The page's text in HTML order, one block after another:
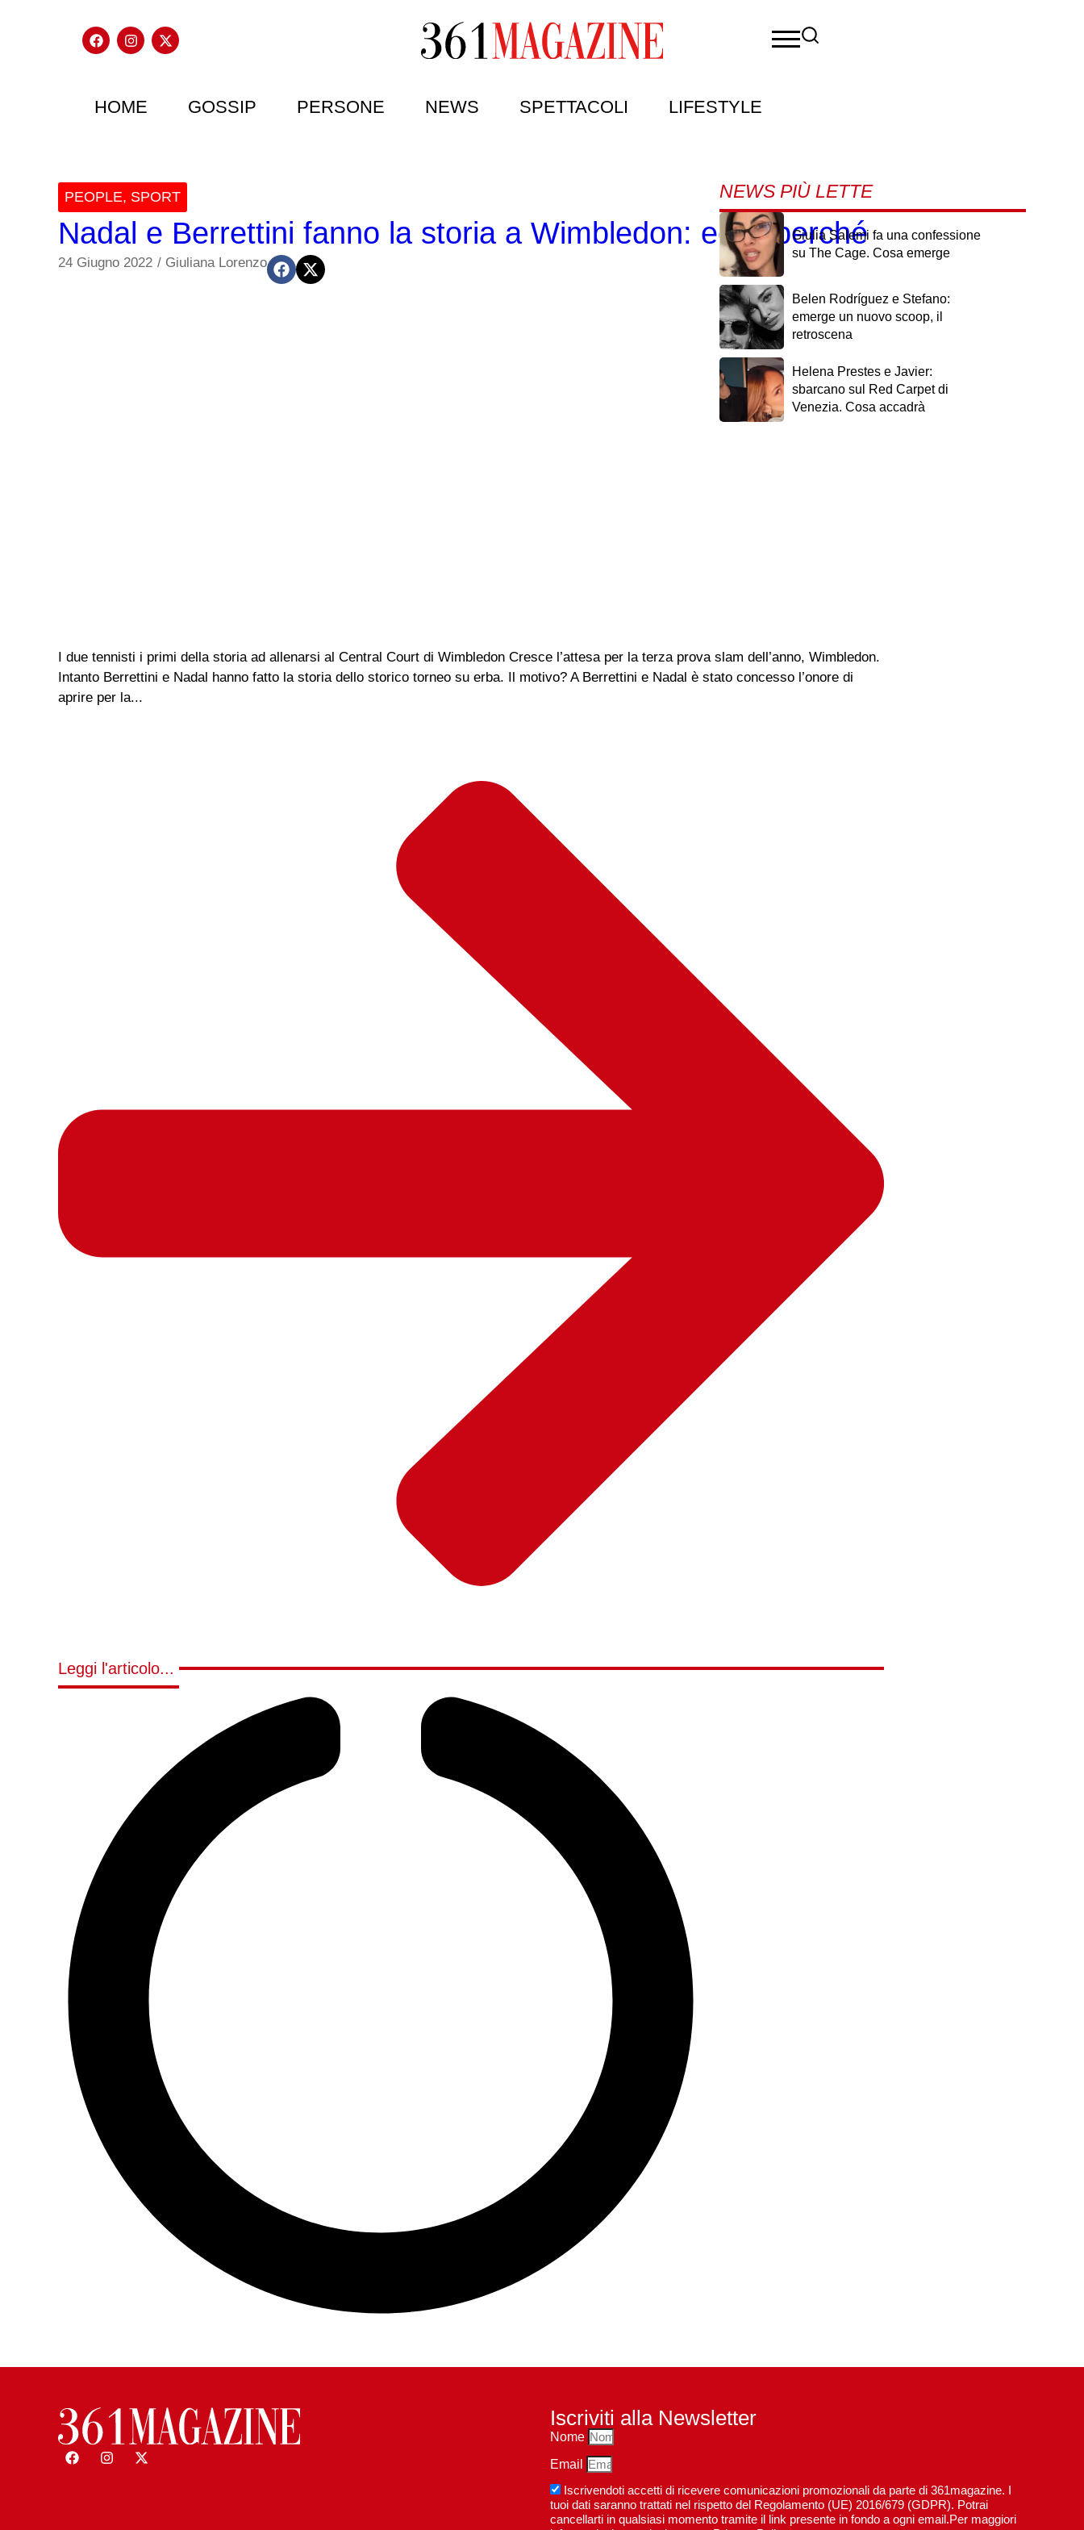
HOME GOSSIP PERSONE NEWS SPETTACOLI LIFESTYLE
PEOPLE, SPORT
Nadal e Berrettini fanno la storia a Wimbledon: ecco perché
24 Giugno 2022 / Giuliana Lorenzo
I due tennisti i primi della storia ad allenarsi al Central Court di Wimbledon Cresce l’attesa per la terza prova slam dell’anno, Wimbledon.
Intanto Berrettini e Nadal hanno fatto la storia dello storico torneo su erba. Il motivo? A Berrettini e Nadal è stato concesso l’onore di
aprire per la...
Leggi l'articolo...
NEWS PIÙ LETTE
Giulia Salemi fa una confessione
su The Cage. Cosa emerge
Belen Rodríguez e Stefano:
emerge un nuovo scoop, il
retroscena
Helena Prestes e Javier:
sbarcano sul Red Carpet di
Venezia. Cosa accadrà
Iscriviti alla Newsletter
Nome
Email
Iscrivendoti accetti di ricevere comunicazioni promozionali da parte di 361magazine. I
tuoi dati saranno trattati nel rispetto del Regolamento (UE) 2016/679 (GDPR). Potrai
cancellarti in qualsiasi momento tramite il link presente in fondo a ogni email.Per maggiori